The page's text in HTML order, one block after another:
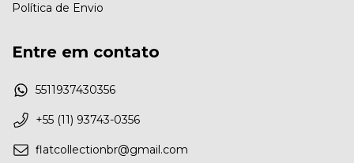
Política de Envio
Entre em contato
5511937430356
+55 (11) 93743-0356
flatcollectionbr@gmail.com